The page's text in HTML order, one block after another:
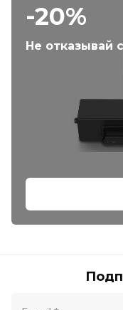
-20%
Не отказывай